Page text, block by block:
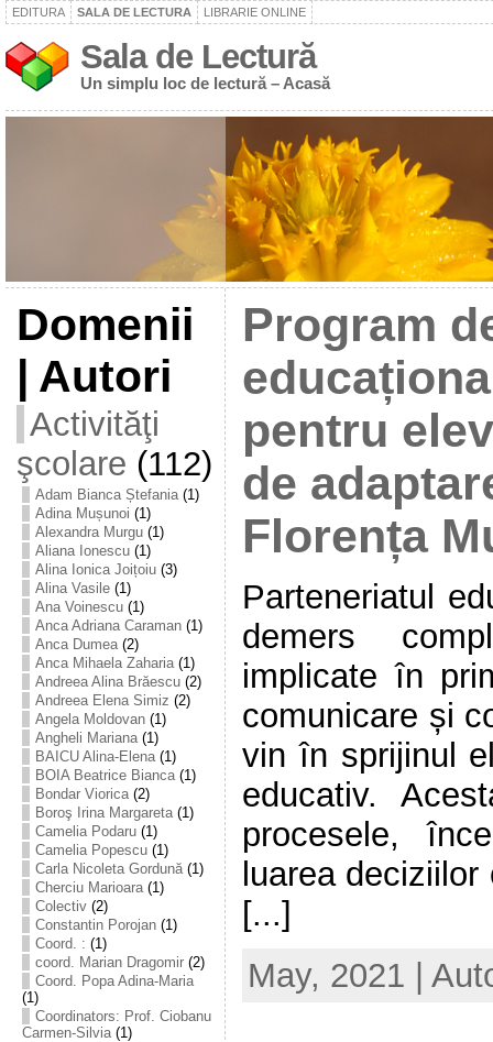
EDITURA SALA DE LECTURA LIBRARIE ONLINE
Sala de Lectură
Un simplu loc de lectură – Acasă
Domenii
| Autori
Activităţi
şcolare (112)
Adam Bianca Ștefania(1)
Adina Mușunoi (1)
Alexandra Murgu(1)
Aliana Ionescu(1)
Alina Ionica Joițoiu(3)
Alina Vasile(1)
Ana Voinescu(1)
Anca Adriana Caraman(1)
Anca Dumea(2)
Anca Mihaela Zaharia(1)
Andreea Alina Brăescu(2)
Andreea Elena Simiz (2)
Angela Moldovan(1)
Angheli Mariana(1)
BAICU Alina-Elena(1)
BOIA Beatrice Bianca(1)
Bondar Viorica(2)
Boroş Irina Margareta(1)
Camelia Podaru(1)
Camelia Popescu(1)
Carla Nicoleta Gordună(1)
Cherciu Marioara(1)
Colectiv(2)
Constantin Porojan(1)
Coord. : (1)
coord. Marian Dragomir(2)
Coord. Popa Adina-Maria
(1)
Coordinators: Prof. Ciobanu
Carmen-Silvia(1)
Program
pentru
de
Florența
Parteneriatul
demers
implicate în
comunicare și
vin în sprijinul
educativ.
procesele,
luarea
[...]
May, 2021 |